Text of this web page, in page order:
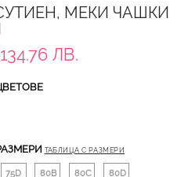
МЕКИ ЧАШКИ
ЛВ.
ТАБЛИЦА С РАЗМЕРИ
75D 80B 80C 80D